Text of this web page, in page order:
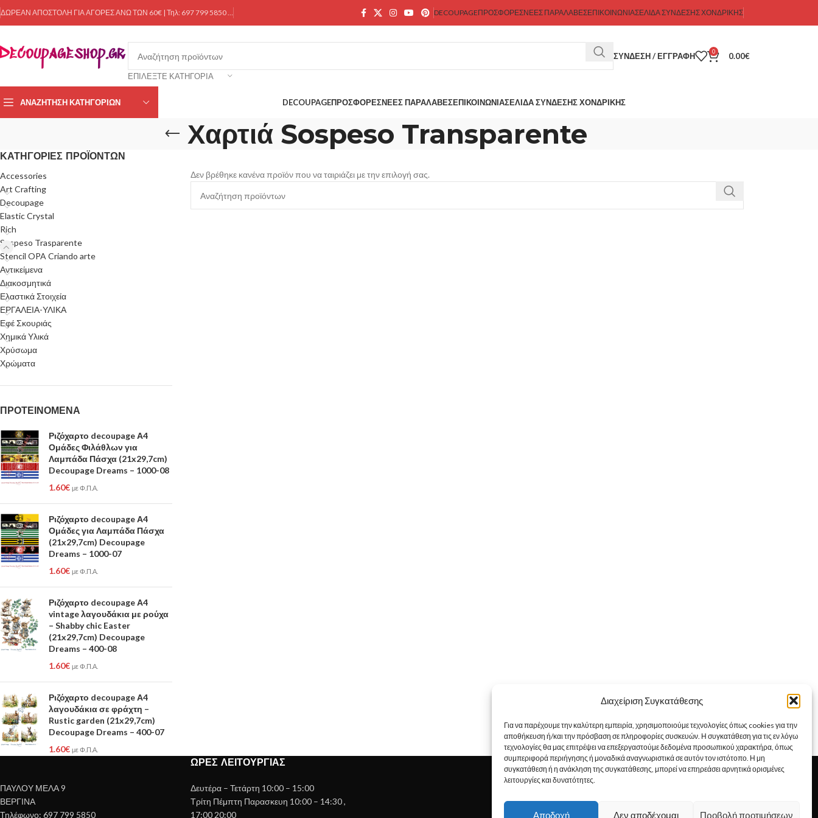
Διαχείριση Συγκατάθεσης
Για να παρέχουμε την καλύτερη εμπειρία, χρησιμοποιούμε τεχνολογίες όπως cookies για την
αποθήκευση ή/και την πρόσβαση σε πληροφορίες συσκευών. Η συγκατάθεση για τις εν λόγω
τεχνολογίες θα μας επιτρέψει να επεξεργαστούμε δεδομένα προσωπικού χαρακτήρα, όπως
συμπεριφορά περιήγησης ή μοναδικά αναγνωριστικά σε αυτόν τον ιστότοπο. Η μη
συγκατάθεση ή η ανάκληση της συγκατάθεσης, μπορεί να επηρεάσει αρνητικά ορισμένες
λειτουργίες και δυνατότητες.
Αποδοχή Δεν αποδέχομαι Προβολή προτιμήσεων
ΔΩΡΕΑΝ ΑΠΟΣΤΟΛΗ ΓΙΑ ΑΓΟΡΕΣ ΑΝΩ ΤΩΝ 60€ | Τηλ: 697 799 5850 … DECOUPAGEΠΡΟΣΦΟΡΕΣΝΕΕΣ ΠΑΡΑΛΑΒΕΣΕΠΙΚΟΙΝΩΝΊΑΣΕΛΊΔΑ ΣΎΝΔΕΣΗΣ ΧΟΝΔΡΙΚΉΣ
ΕΠΙΛΈΞΤΕ ΚΑΤΗΓΟΡΊΑ
ΣΎΝΔΕΣΗ / ΕΓΓΡΑΦΉ 0 0.00€
ΑΝΑΖΉΤΗΣΗ ΚΑΤΗΓΟΡΙΏΝ DECOUPAGEΠΡΟΣΦΟΡΕΣΝΕΕΣ ΠΑΡΑΛΑΒΕΣΕΠΙΚΟΙΝΩΝΊΑΣΕΛΊΔΑ ΣΎΝΔΕΣΗΣ ΧΟΝΔΡΙΚΉΣ
Χαρτιά Sospeso Transparente
ΚΑΤΗΓΟΡΊΕΣ ΠΡΟΪΌΝΤΩΝ
Accessories
Art Crafting
Decoupage
Elastic Crystal
Rich
Sospeso Trasparente
Stencil OPA Criando arte
Αντικείμενα
Διακοσμητικά
Ελαστικά Στοιχεία
ΕΡΓΑΛΕΙΑ-ΥΛΙΚΑ
Εφέ Σκουριάς
Χημικά Υλικά
Χρύσωμα
Χρώματα
ΠΡΟΤΕΙΝΟΜΕΝΑ
Ριζόχαρτο decoupage Α4
Ομάδες Φιλάθλων για
Λαμπάδα Πάσχα (21x29,7cm)
Decoupage Dreams – 1000-08
1.60€ με Φ.Π.Α.
Ριζόχαρτο decoupage Α4
Ομάδες για Λαμπάδα Πάσχα
(21x29,7cm) Decoupage
Dreams – 1000-07
1.60€ με Φ.Π.Α.
Ριζόχαρτο decoupage Α4
vintage λαγουδάκια με ρούχα
– Shabby chic Easter
(21x29,7cm) Decoupage
Dreams – 400-08
1.60€ με Φ.Π.Α.
Ριζόχαρτο decoupage Α4
λαγουδάκια σε φράχτη –
Rustic garden (21x29,7cm)
Decoupage Dreams – 400-07
1.60€ με Φ.Π.Α.
Δεν βρέθηκε κανένα προϊόν που να ταιριάζει με την επιλογή σας.
ΠΑΥΛΟΥ ΜΕΛΑ 9
ΒΕΡΓΙΝΑ
Τηλέφωνο: 697 799 5850
ΏΡΕΣ ΛΕΙΤΟΥΡΓΊΑΣ
Δευτέρα – Τετάρτη 10:00 – 15:00
Τρίτη Πέμπτη Παρασκευη 10:00 – 14:30 ,
17:00 20:00
Εμείς
Αποστολή Προϊόντων